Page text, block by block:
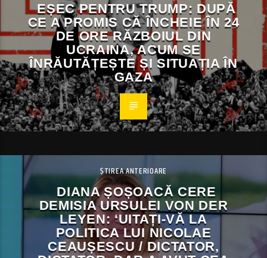
EȘEC PENTRU TRUMP: DUPĂ
CE A PROMIS CĂ ÎNCHEIE ÎN 24
DE ORE RĂZBOIUL DIN
UCRAINA, ACUM SE
ÎNRĂUTĂȚEȘTE ȘI SITUAȚIA ÎN
GAZA
ȘTIREA ANTERIOARE
DIANA ȘOȘOACĂ CERE
DEMISIA URSULEI VON DER
LEYEN: ‘UITAȚI-VĂ LA
POLITICA LUI NICOLAE
CEAUȘESCU / DICTATOR,